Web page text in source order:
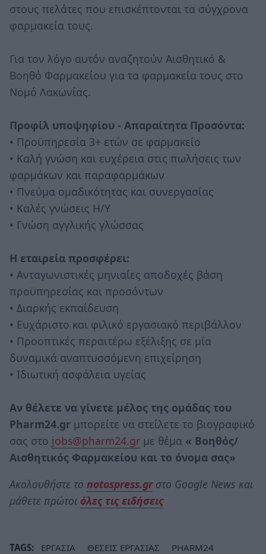
στους πελάτες που επισκέπτονται τα σύγχρονα
φαρμακεία τους.
Για τον λόγο αυτόν αναζητούν Αισθητικό &
Βοηθό Φαρμακείου για τα φαρμακεία τους στο
Νομό Λακωνίας.
Προφίλ υποψηφίου - Απαραίτητα Προσόντα:
• Προϋπηρεσία 3+ ετών σε φαρμακείο
• Καλή γνώση και ευχέρεια στις πωλήσεις των
φαρμάκων και παραφαρμάκων
• Πνεύμα ομαδικότητας και συνεργασίας
• Καλές γνώσεις Η/Υ
• Γνώση αγγλικής γλώσσας
Η εταιρεία προσφέρει:
• Ανταγωνιστικές μηνιαίες αποδοχές βάση
προϋπηρεσίας και προσόντων
• Διαρκής εκπαίδευση
• Ευχάριστο και φιλικό εργασιακό περιβάλλον
• Προοπτικές περαιτέρω εξέλιξης σε μία
δυναμικά αναπτυσσόμενη επιχείρηση
• Ιδιωτική ασφάλεια υγείας
Αν θέλετε να γίνετε μέλος της ομάδας του
Pharm24.gr μπορείτε να στείλετε το βιογραφικό
σας στο jobs@pharm24.gr με θέμα « Βοηθός/
Αισθητικός Φαρμακείου και το όνομα σας»
Ακολουθήστε το notospress.grστο Google News και
μάθετε πρώτοι όλες τις ειδήσεις
TAGS: ΕΡΓΑΣΙΑ ΘΕΣΕΙΣ ΕΡΓΑΣΙΑΣ PHARM24